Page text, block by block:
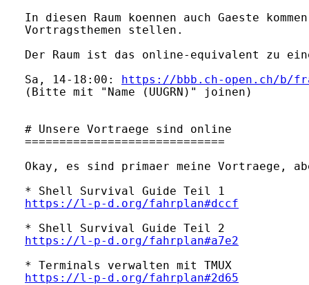
In diesen Raum koennen auch Gaeste
Vortragsthemen stellen.
Der Raum ist das online-equivalent zu
Sa, 14-18:00:
https://bbb.ch-open.ch/b/
(Bitte mit "Name (UUGRN)" joinen)
# Unsere Vortraege sind online
=============================
Okay, es sind primaer meine Vortraege,
https://l-p-d.org/fahrplan#dccf
https://l-p-d.org/fahrplan#a7e2
https://l-p-d.org/fahrplan#2d65